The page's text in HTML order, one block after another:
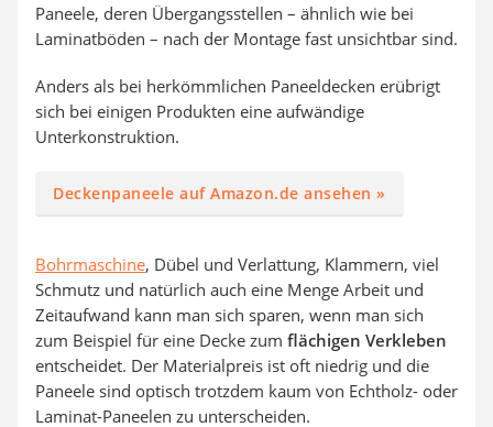
Paneele, deren Übergangsstellen – ähnlich wie bei
Laminatböden – nach der Montage fast unsichtbar sind.
Anders als bei herkömmlichen Paneeldecken erübrigt
sich bei einigen Produkten eine aufwändige
Unterkonstruktion.
Deckenpaneele auf Amazon.de ansehen »
Bohrmaschine, Dübel und Verlattung, Klammern, viel
Schmutz und natürlich auch eine Menge Arbeit und
Zeitaufwand kann man sich sparen, wenn man sich
zum Beispiel für eine Decke zum flächigen Verkleben
entscheidet. Der Materialpreis ist oft niedrig und die
Paneele sind optisch trotzdem kaum von Echtholz- oder
Laminat-Paneelen zu unterscheiden.